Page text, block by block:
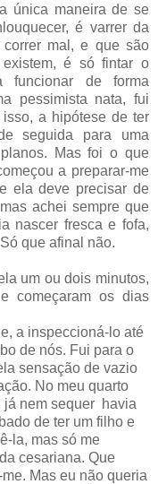
única maneira de se
é varrer da
mal, e que são
é só fintar o
de forma
pessimista nata, fui
a hipótese de ter
seguida para uma
Mas foi o que
a preparar-me
ela deve precisar de
achei sempre que
nascer fresca e fofa,
que afinal não.
um ou dois minutos,
começaram os dias
a inspeccioná-lo até
de nós. Fui para o
sensação de vazio
No meu quarto
já nem sequer havia
de ter um filho e
la, mas só me
cesariana. Que
Mas eu não queria